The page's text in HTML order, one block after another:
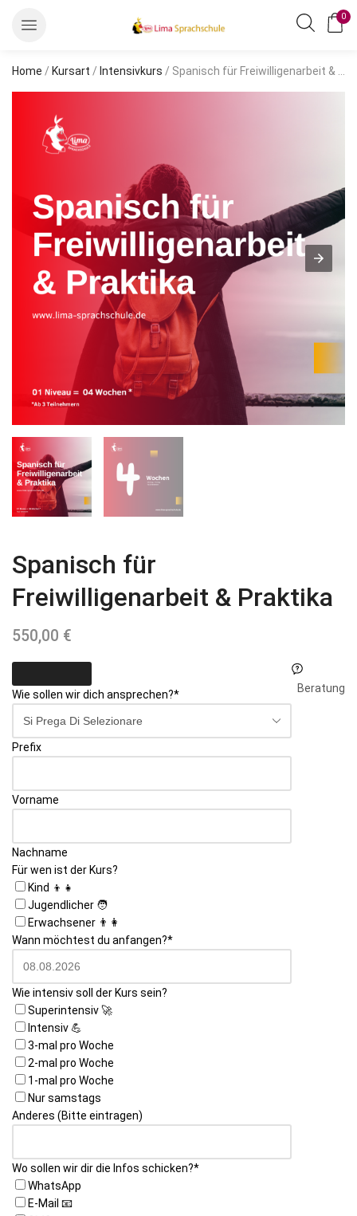
0
Home / Kursart / Intensivkurs / Spanisch für Freiwilligenarbeit & Praktika
Spanisch für
Freiwilligenarbeit & Praktika
550,00 €
Wie sollen wir dich ansprechen?*
Prefix
Vorname
Nachname
Website
URL*
Für wen ist der Kurs?
Kind 👦👧
Jugendlicher 🧑
Erwachsener 👨👩
Wann möchtest du anfangen?*
Wie intensiv soll der Kurs sein?
Superintensiv 🚀
Intensiv 💪
3-mal pro Woche
2-mal pro Woche
1-mal pro Woche
Nur samstags
Anderes (Bitte eintragen)
Wo sollen wir dir die Infos schicken?*
WhatsApp
E-Mail 📧
Beratung